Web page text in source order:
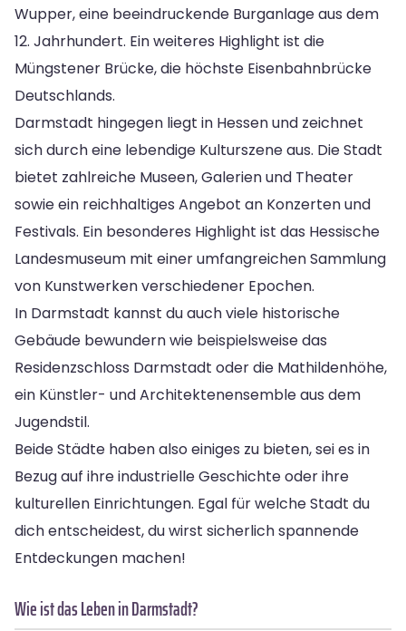
Wupper, eine beeindruckende Burganlage aus dem
12. Jahrhundert. Ein weiteres Highlight ist die
Müngstener Brücke, die höchste Eisenbahnbrücke
Deutschlands.
Darmstadt hingegen liegt in Hessen und zeichnet
sich durch eine lebendige Kulturszene aus. Die Stadt
bietet zahlreiche Museen, Galerien und Theater
sowie ein reichhaltiges Angebot an Konzerten und
Festivals. Ein besonderes Highlight ist das Hessische
Landesmuseum mit einer umfangreichen Sammlung
von Kunstwerken verschiedener Epochen.
In Darmstadt kannst du auch viele historische
Gebäude bewundern wie beispielsweise das
Residenzschloss Darmstadt oder die Mathildenhöhe,
ein Künstler- und Architektenensemble aus dem
Jugendstil.
Beide Städte haben also einiges zu bieten, sei es in
Bezug auf ihre industrielle Geschichte oder ihre
kulturellen Einrichtungen. Egal für welche Stadt du
dich entscheidest, du wirst sicherlich spannende
Entdeckungen machen!
Wie ist das Leben in Darmstadt?